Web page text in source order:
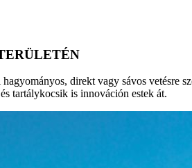
direkt vagy sávos
tartálykocsik is innováción estek át.